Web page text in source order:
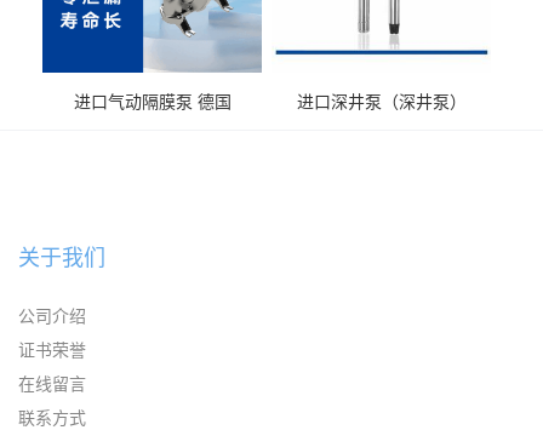
进口气动隔膜泵 德国
进口深井泵（深井泵）
关于我们
公司介绍
证书荣誉
在线留言
联系方式